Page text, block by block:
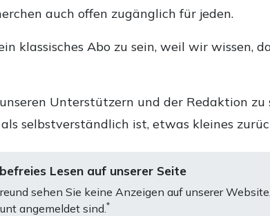
auch offen zugänglich für jeden.
klassisches Abo zu sein, weil wir
Unterstützern und der Redaktion
selbstverständlich ist, etwas kleines
Lesen auf unserer Seite
sehen Sie keine Anzeigen auf unserer
angemeldet sind. *